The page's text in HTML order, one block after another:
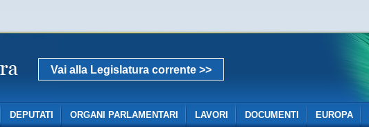
Vai alla Legislatura corrente >>
DEPUTATI ORGANI PARLAMENTARI LAVORI DOCUMENTI EUROPA